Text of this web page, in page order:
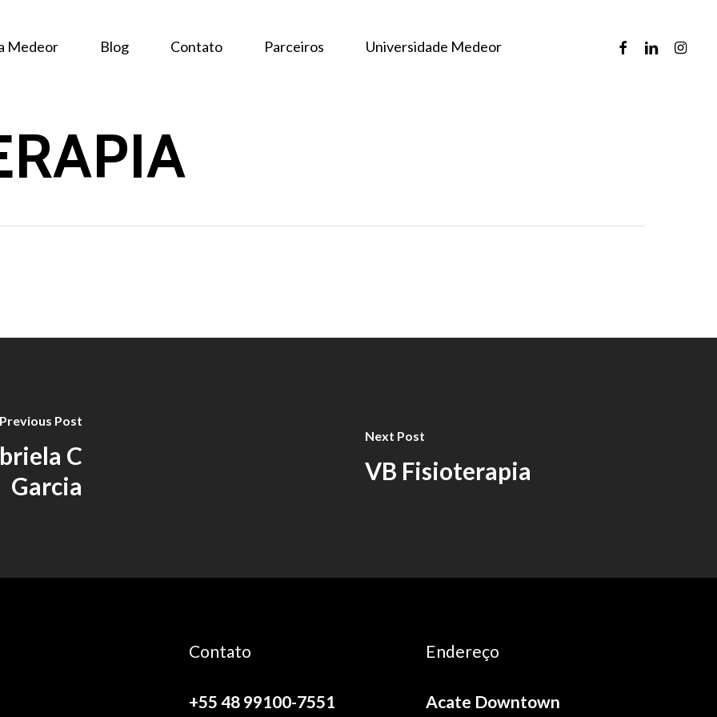
Medeor Blog Contato Parceiros Universidade Medeor facebooklinkedin
Previous Post
C
Garcia
Next Post
VB Fisioterapia
Contato
+55 48 99100-7551
Endereço
Acate Downtown